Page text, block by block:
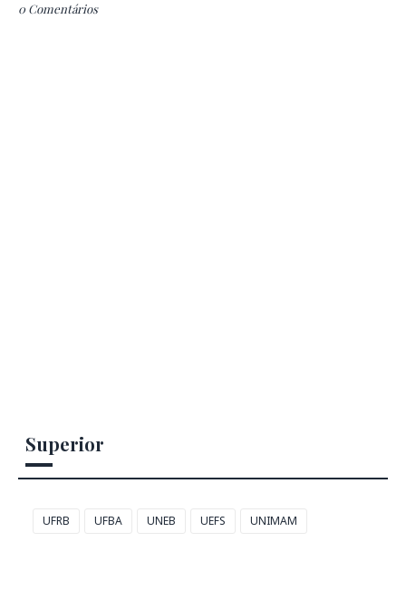
0 Comentários
Superior
UFRB UFBA UNEB UEFS UNIMAM